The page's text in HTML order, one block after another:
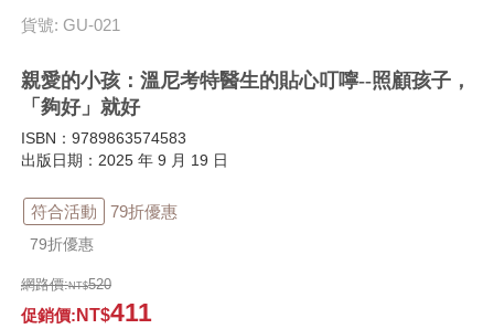
貨號: GU-021
親愛的小孩：溫尼考特醫生的貼心叮嚀--照顧孩子，
「夠好」就好
ISBN：9789863574583
出版日期：2025 年 9 月 19 日
符合活動 79折優惠
79折優惠
網路價: 520
促銷價: 411